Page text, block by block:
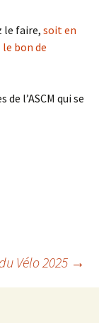
le faire, soit en
le bon de
l’ASCM qui se
Vélo 2025 →